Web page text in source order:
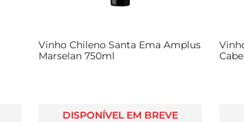
750ml
Vinho Argentino Red Styling
Cabernet Sauvignon Tinto 750ml
DISPONÍVEL EM BREVE